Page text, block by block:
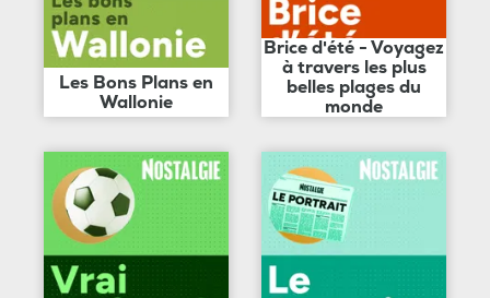
Les Bons Plans en
Wallonie
Brice d'été - Voyagez
à travers les plus
belles plages du
monde